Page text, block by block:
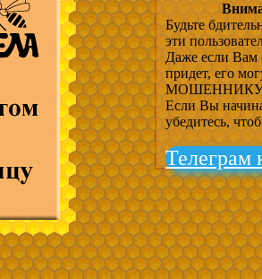
Будьте
эти
Даже если Вам
придет, его
МОШЕННИКУ,
Если Вы
убедитесь,
Телеграм